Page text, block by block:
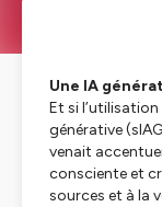
Une IA
Et si l’utilisation
générative
venait
consciente et
sources et à la